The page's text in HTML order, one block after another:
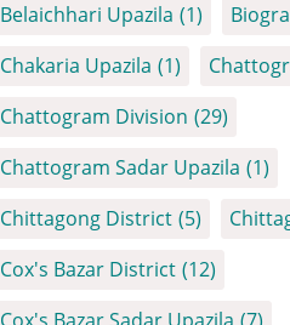
Belaichhari Upazila (1)
Chakaria Upazila (1)
Chattogram Division (29)
Chattogram Sadar Upazila (1)
Chittagong District (5)
Cox's Bazar District (12)